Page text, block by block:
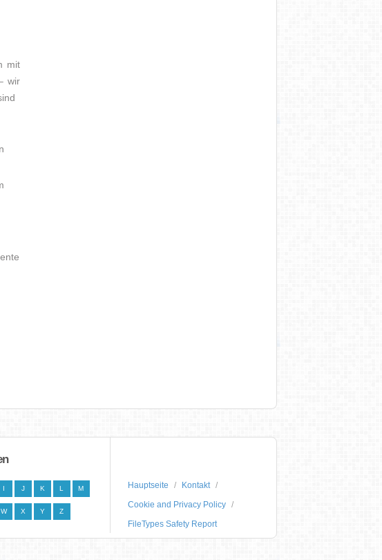
mit
wir
I J K L M
W X Y Z
Hauptseite
Kontakt
Cookie and Privacy Policy
FileTypes Safety Report